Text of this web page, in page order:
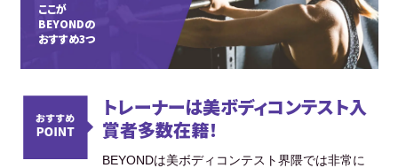
ここが
BEYONDの
おすすめ3つ
トレーナーは美ボディコンテスト入
賞者多数在籍！
BEYONDは美ボディコンテスト界隈では非常に